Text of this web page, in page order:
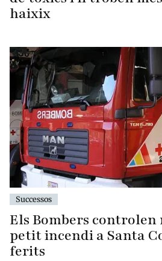
haixix
Successos
Els Bombers
petit incendi a Santa
ferits